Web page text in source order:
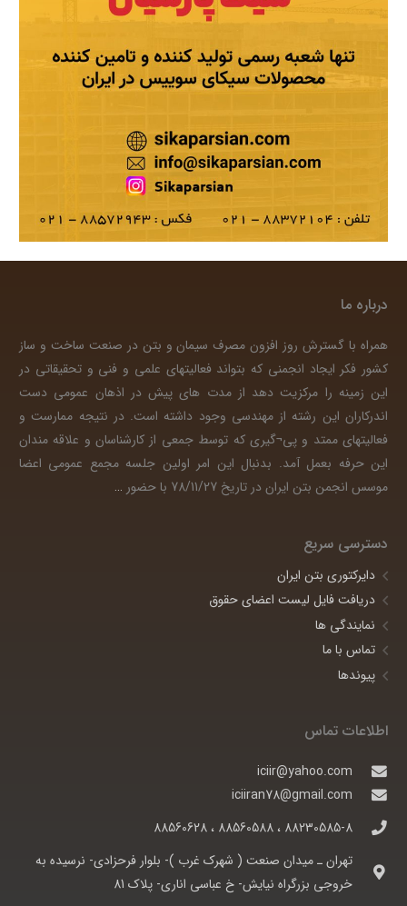
درباره ما
همراه با گسترش روز افزون مصرف سیمان و بتن در صنعت ساخت و ساز
کشور فکر ایجاد انجمنی که بتواند فعالیتهای علمی و فنی و تحقیقاتی در
این زمینه را مرکزیت دهد از مدت های پیش در اذهان عمومی دست
اندرکاران این رشته از مهندسی وجود داشته است. در نتیجه ممارست و
فعالیتهای ممتد و پی¬گیری که توسط جمعی از کارشناسان و علاقه مندان
این حرفه بعمل آمد. بدنبال این امر اولین جلسه مجمع عمومی اعضا
موسس انجمن بتن ایران در تاریخ 78/11/27 با حضور
…
دسترسی سریع
دایرکتوری بتن ایران
دریافت فایل لیست اعضای حقوق
نمایندگی ها
تماس با ما
پیوندها
اطلاعات تماس
iciir@yahoo.com
iciiran78@gmail.com
88230585-8 ، 88560588 ، 88560628
تهران ـ ميدان صنعت ( شهرک غرب )- بلوار فرحزادی- نرسيده به
خروجی بزرگراه نيايش- خ عباسی اناری- پلاک 81